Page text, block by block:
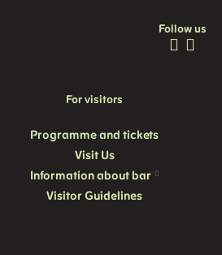
Follow us
For visitors
Programme and tickets
Visit Us
Information about bar
Visitor Guidelines